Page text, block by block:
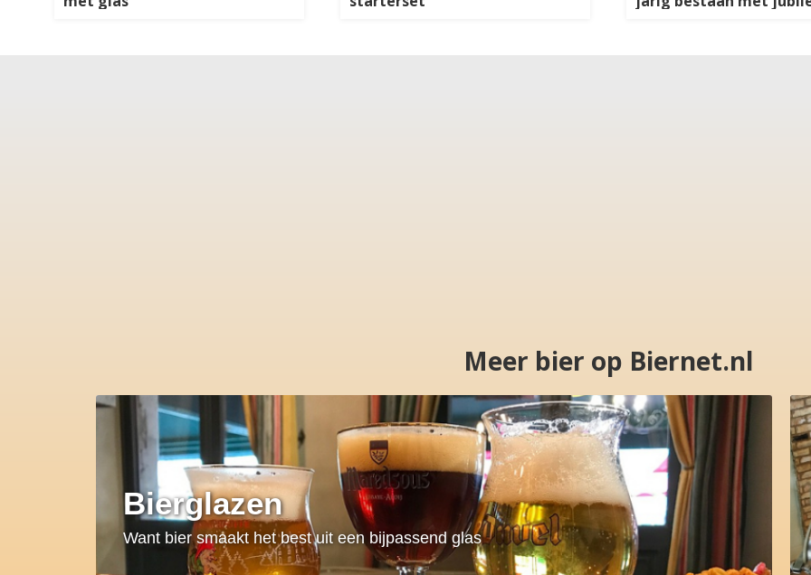
Meer bier op Biernet.nl
Bierglazen
Want bier smaakt het best uit een bijpassend glas